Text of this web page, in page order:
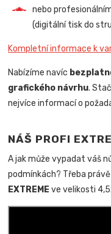
nebo
(digitální tisk do
Kompletní informace k
Nabízíme navíc
grafického návrhu.
nejvíce informací o
NÁŠ PROFI
A jak může vypadat váš
podmínkách? Třeba
EXTREME ve velikosti